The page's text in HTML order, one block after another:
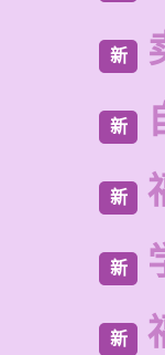
新
新
新
新
新